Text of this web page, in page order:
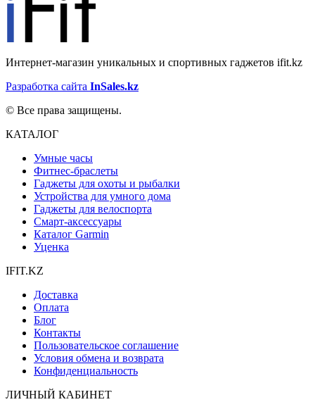
Интернет-магазин уникальных и спортивных гаджетов ifit.kz
Разработка сайта InSales.kz
© Все права защищены.
КАТАЛОГ
Умные часы
Фитнес-браслеты
Гаджеты для охоты и рыбалки
Устройства для умного дома
Гаджеты для велоспорта
Смарт-аксессуары
Каталог Garmin
Уценка
IFIT.KZ
Доставка
Оплата
Блог
Контакты
Пользовательское соглашение
Условия обмена и возврата
Конфиденциальность
ЛИЧНЫЙ КАБИНЕТ